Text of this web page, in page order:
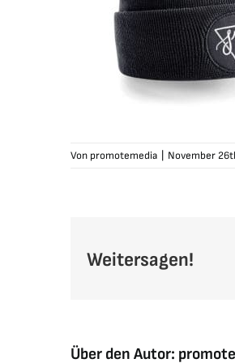
Von promotemedia November
Weitersagen!
Über den Autor: